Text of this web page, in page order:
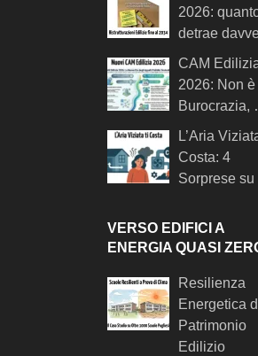
2026:
detrae
CAM
2026: Non
Burocrazia,
L’Aria
Costa: 4
Sorprese
VERSO EDIFICI A
ENERGIA QUASI
Resilienza
Energetica
Patrimonio
Edilizio